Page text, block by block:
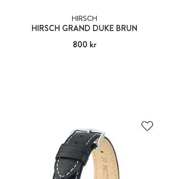
HIRSCH
HIRSCH GRAND DUKE BRUN
Pris:800 kr
800 kr